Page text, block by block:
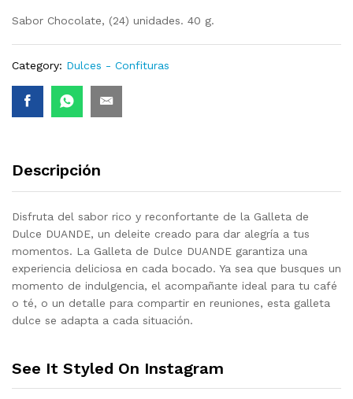
Sabor Chocolate, (24) unidades. 40 g.
Category: Dulces - Confituras
Descripción
Disfruta del sabor rico y reconfortante de la Galleta de
Dulce DUANDE, un deleite creado para dar alegría a tus
momentos. La Galleta de Dulce DUANDE garantiza una
experiencia deliciosa en cada bocado. Ya sea que busques un
momento de indulgencia, el acompañante ideal para tu café
o té, o un detalle para compartir en reuniones, esta galleta
dulce se adapta a cada situación.
See It Styled On Instagram